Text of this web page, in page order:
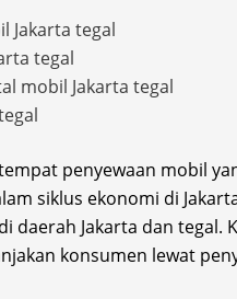
Jakarta tegal
tegal
mobil Jakarta tegal
penyewaan mobil
siklus ekonomi di
daerah Jakarta dan
konsumen lewat